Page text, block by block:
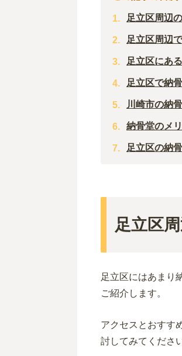
足立区周辺
足立区周辺
足立区にあ
足立区で納
川崎市の納
納骨堂のメ
足立区の納
足立区
足立区にはあまり
ご紹介します。
アクセスとおすす
討してみてくださ